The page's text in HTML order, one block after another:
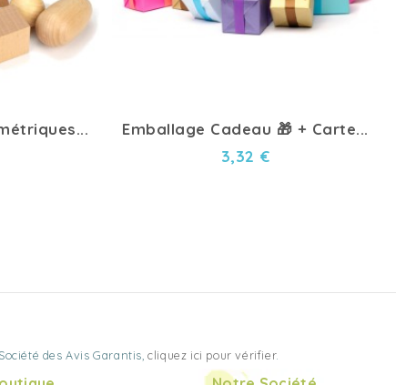
Emballage Cadeau 🎁 + Carte...
3,32 €
des Avis Garantis,cliquez ici pour vérifier.